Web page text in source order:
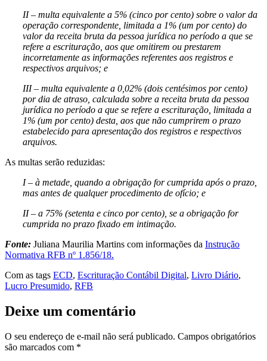
II – multa equivalente a 5% (cinco por cento) sobre o valor da
operação correspondente, limitada a 1% (um por cento) do
valor da receita bruta da pessoa jurídica no período a que se
refere a escrituração, aos que omitirem ou prestarem
incorretamente as informações referentes aos registros e
respectivos arquivos; e
III – multa equivalente a 0,02% (dois centésimos por cento)
por dia de atraso, calculada sobre a receita bruta da pessoa
jurídica no período a que se refere a escrituração, limitada a
1% (um por cento) desta, aos que não cumprirem o prazo
estabelecido para apresentação dos registros e respectivos
arquivos.
As multas serão reduzidas:
I – à metade, quando a obrigação for cumprida após o prazo,
mas antes de qualquer procedimento de ofício; e
II – a 75% (setenta e cinco por cento), se a obrigação for
cumprida no prazo fixado em intimação.
Fonte: Juliana Maurilia Martins com informações da Instrução
Normativa RFB nº 1.856/18.
Com as tags ECD, Escrituração Contábil Digital, Livro Diário,
Lucro Presumido, RFB
Deixe um comentário
O seu endereço de e-mail não será publicado. Campos obrigatórios
são marcados com *